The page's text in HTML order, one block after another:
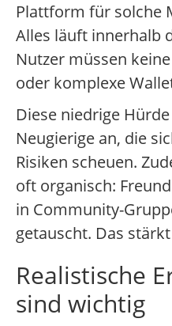
Plattform für solche
Alles läuft innerhalb
Nutzer müssen
oder komplexe
Diese niedrige
Neugierige an, die
Risiken scheuen.
oft organisch:
in Community-
getauscht. Das
Realistische
sind wichtig